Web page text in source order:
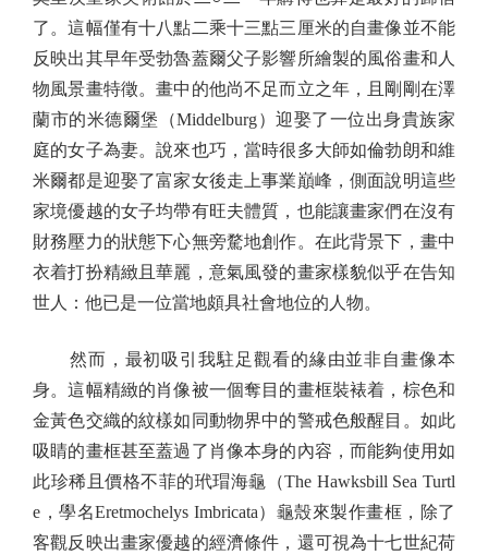
了。這幅僅有十八點二乘十三點三厘米的自畫像並不能
反映出其早年受勃魯蓋爾父子影響所繪製的風俗畫和人
物風景畫特徵。畫中的他尚不足而立之年，且剛剛在澤
蘭市的米德爾堡（Middelburg）迎娶了一位出身貴族家
庭的女子為妻。說來也巧，當時很多大師如倫勃朗和維
米爾都是迎娶了富家女後走上事業巔峰，側面說明這些
家境優越的女子均帶有旺夫體質，也能讓畫家們在沒有
財務壓力的狀態下心無旁騖地創作。在此背景下，畫中
衣着打扮精緻且華麗，意氣風發的畫家樣貌似乎在告知
世人：他已是一位當地頗具社會地位的人物。
然而，最初吸引我駐足觀看的緣由並非自畫像本
身。這幅精緻的肖像被一個奪目的畫框裝裱着，棕色和
金黃色交織的紋樣如同動物界中的警戒色般醒目。如此
吸睛的畫框甚至蓋過了肖像本身的內容，而能夠使用如
此珍稀且價格不菲的玳瑁海龜（The Hawksbill Sea Turtl
e，學名Eretmochelys Imbricata）龜殼來製作畫框，除了
客觀反映出畫家優越的經濟條件，還可視為十七世紀荷